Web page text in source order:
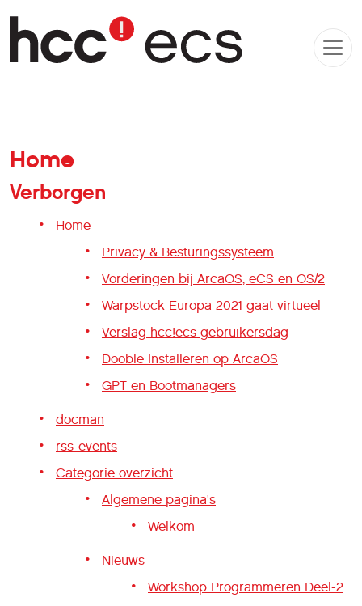
Home
Verborgen
Home
Privacy & Besturingssysteem
Vorderingen bij ArcaOS, eCS en OS/2
Warpstock Europa 2021 gaat virtueel
Verslag hcc!ecs gebruikersdag
Dooble Installeren op ArcaOS
GPT en Bootmanagers
docman
rss-events
Categorie overzicht
Algemene pagina's
Welkom
Nieuws
Workshop Programmeren Deel-2